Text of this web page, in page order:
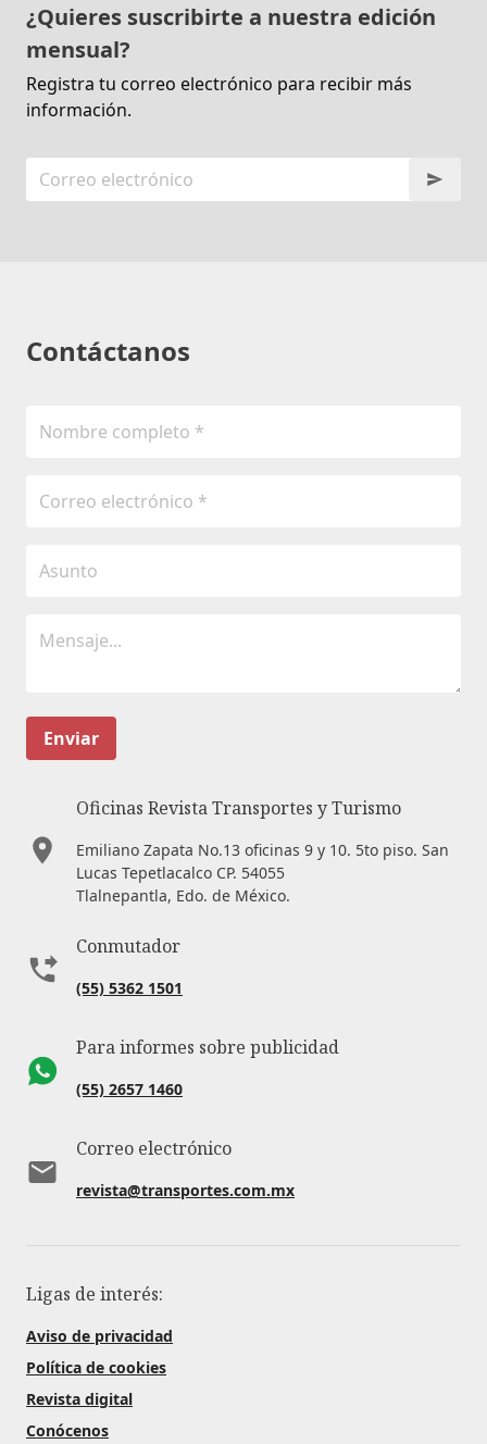
¿Quieres suscribirte a nuestra edición
mensual?
Registra tu correo electrónico para recibir más
información.
Contáctanos
Enviar
Oficinas Revista Transportes y Turismo
Emiliano Zapata No.13 oficinas 9 y 10. 5to piso. San
Lucas Tepetlacalco CP. 54055
Tlalnepantla, Edo. de México.
Conmutador
(55) 5362 1501
Para informes sobre publicidad
(55) 2657 1460
Correo electrónico
revista@transportes.com.mx
Ligas de interés:
Aviso de privacidad
Política de cookies
Revista digital
Conócenos